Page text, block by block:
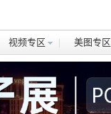
视频专区 美图专区